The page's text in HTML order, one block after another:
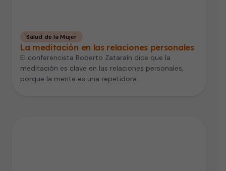
Salud de la Mujer
La meditación en las relaciones personales
El conferencista Roberto Zataraín dice que la
meditación es clave en las relaciones personales,
porque la mente es una repetidora…